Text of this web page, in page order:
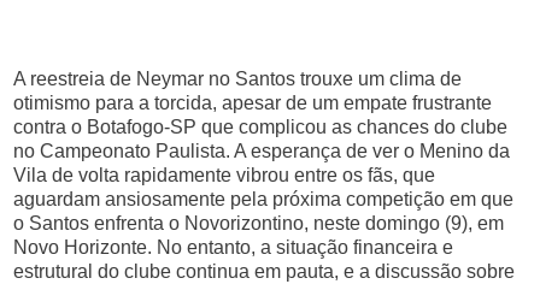
A reestreia de Neymar no Santos trouxe um clima de
otimismo para a torcida, apesar de um empate frustrante
contra o Botafogo-SP que complicou as chances do clube
no Campeonato Paulista. A esperança de ver o Menino da
Vila de volta rapidamente vibrou entre os fãs, que
aguardam ansiosamente pela próxima competição em que
o Santos enfrenta o Novorizontino, neste domingo (9), em
Novo Horizonte. No entanto, a situação financeira e
estrutural do clube continua em pauta, e a discussão sobre